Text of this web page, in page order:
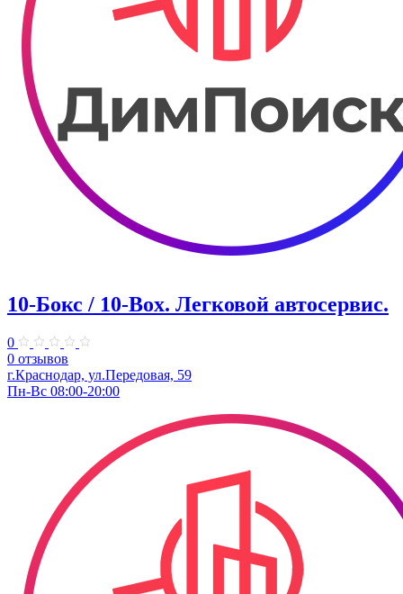
10-Бокс / 10-Box. ​Легковой автосервис.
0
0 отзывов
г.Краснодар, ул.Передовая, 59
Пн-Вс 08:00-20:00